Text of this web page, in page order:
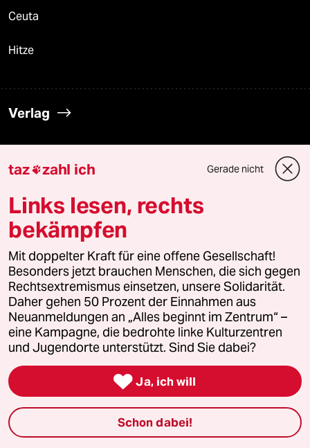
Ceuta
Hitze
Verlag
Die Seitenwende
Stellen
Presse
Unterstützen
abo
genossenschaft
taz zahl ich Gerade nicht
Links lesen, rechts
bekämpfen
Mit doppelter Kraft für eine offene Gesellschaft!
Besonders jetzt brauchen Menschen, die sich gegen
Rechtsextremismus einsetzen, unsere Solidarität.
Daher gehen 50 Prozent der Einnahmen aus
Neuanmeldungen an „Alles beginnt im Zentrum“ –
eine Kampagne, die bedrohte linke Kulturzentren
und Jugendorte unterstützt. Sind Sie dabei?
 Ja, ich will
Schon dabei!